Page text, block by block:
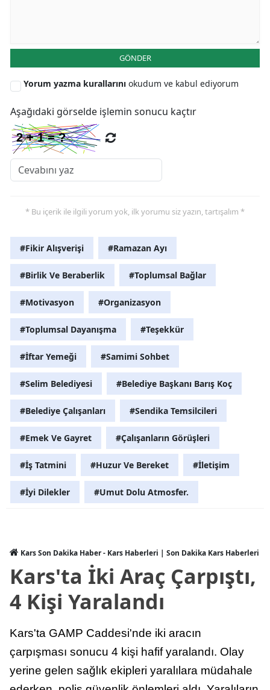
Zonguldak
Aksaray
Bartın
Iğdır
Karabük
Kilis
Düzce
GÖNDER
Yorum yazma kurallarını okudum ve kabul ediyorum
Aşağıdaki görselde işlemin sonucu kaçtır
* Bu içerik ile ilgili yorum yok, ilk yorumu siz yazın, tartışalım *
#Fikir Alışverişi #Ramazan Ayı
#Birlik Ve Beraberlik #Toplumsal Bağlar
#Motivasyon #Organizasyon
#Toplumsal Dayanışma #Teşekkür
#İftar Yemeği #Samimi Sohbet
#Selim Belediyesi #Belediye Başkanı Barış Koç
#Belediye Çalışanları #Sendika Temsilcileri
#Emek Ve Gayret #Çalışanların Görüşleri
#İş Tatmini #Huzur Ve Bereket #İletişim
#İyi Dilekler #Umut Dolu Atmosfer.
Kars Son Dakika Haber - Kars Haberleri | Son Dakika Kars Haberleri
Kars'ta İki Araç Çarpıştı,
4 Kişi Yaralandı
Kars'ta GAMP Caddesi'nde iki aracın
çarpışması sonucu 4 kişi hafif yaralandı. Olay
yerine gelen sağlık ekipleri yaralılara müdahale